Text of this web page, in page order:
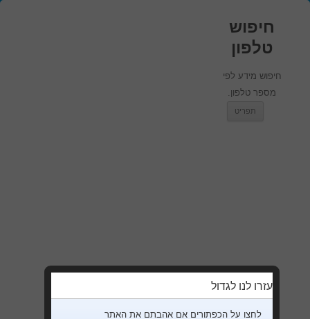
חיפוש
טלפון
חיפוש מידע לפי
מספר טלפון.
תפריט
עזרו לנו לגדול
לחצו על הכפתורים אם אהבתם את האתר